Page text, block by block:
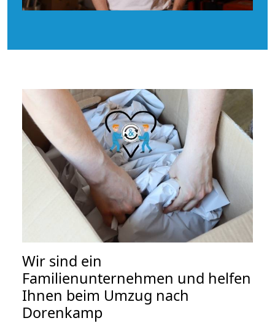
Wir sind ein
Familienunternehmen und helfen
Ihnen beim Umzug nach
Dorenkamp